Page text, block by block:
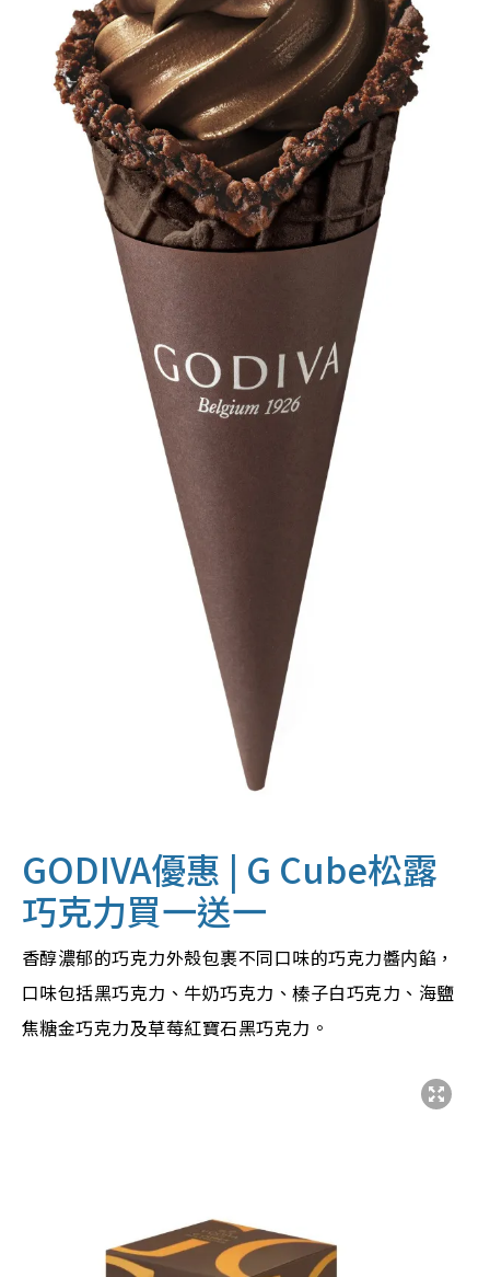
GODIVA優惠 | G Cube松露
巧克力買一送一
香醇濃郁的巧克力外殼包裹不同口味的巧克力醬内餡，
口味包括黑巧克力、牛奶巧克力、榛子白巧克力、海鹽
焦糖金巧克力及草莓紅寶石黑巧克力。